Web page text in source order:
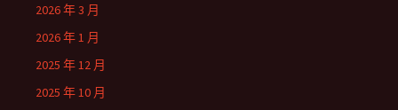
2026 年 3 月
2026 年 1 月
2025 年 12 月
2025 年 10 月